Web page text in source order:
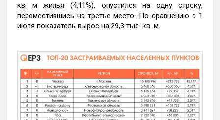
кв. м жилья (4,11%), опустился на одну строку,
переместившись на третье место. По сравнению с 1
июля показатель вырос на 29,3 тыс. кв. м.